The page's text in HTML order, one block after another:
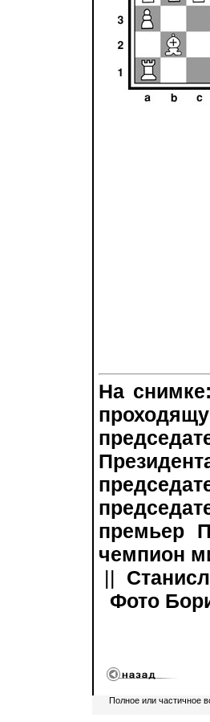
На
премьер
чемпион
||
Фото
Полное или частичное